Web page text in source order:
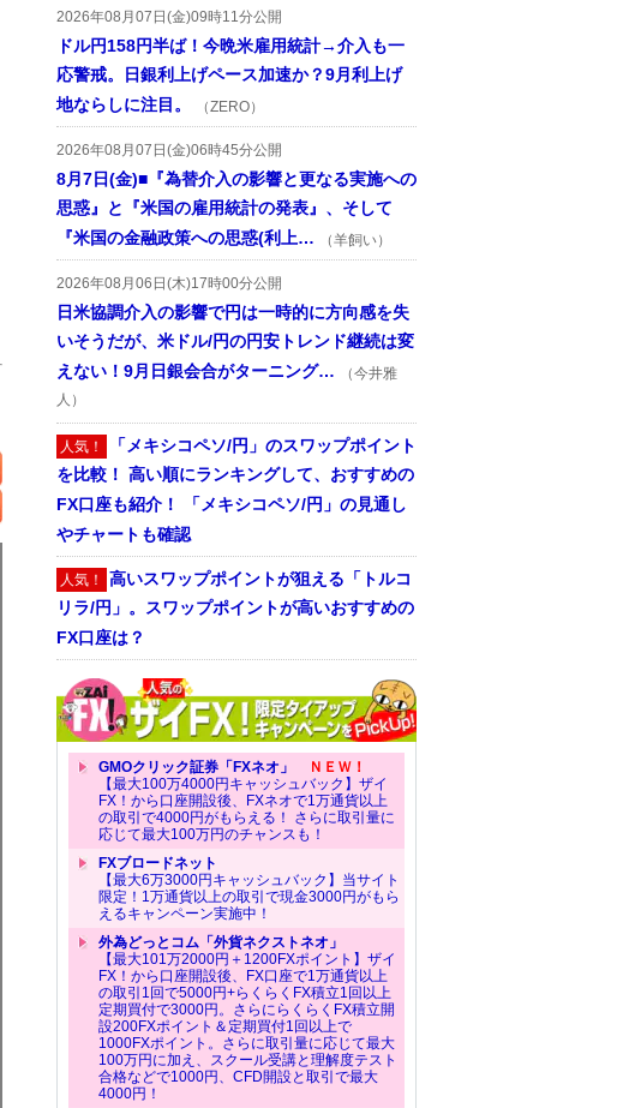
2026年08月07日(金)09時11分公開
ドル円158円半ば！今晩米雇用統計→介入も一
応警戒。日銀利上げペース加速か？9月利上げ
地ならしに注目。
（ZERO）
2026年08月07日(金)06時45分公開
8月7日(金)■『為替介入の影響と更なる実施への
思惑』と『米国の雇用統計の発表』、そして
『米国の金融政策への思惑(利上…
（羊飼い）
2026年08月06日(木)17時00分公開
日米協調介入の影響で円は一時的に方向感を失
いそうだが、米ドル/円の円安トレンド継続は変
えない！9月日銀会合がターニング…
（今井雅
人）
人気！ 「メキシコペソ/円」のスワップポイント
を比較！ 高い順にランキングして、おすすめの
FX口座も紹介！ 「メキシコペソ/円」の見通し
やチャートも確認
人気！ 高いスワップポイントが狙える「トルコ
リラ/円」。スワップポイントが高いおすすめの
FX口座は？
GMOクリック証券「FXネオ」
ＮＥＷ！
【最大100万4000円キャッシュバック】ザイ
FX！から口座開設後、FXネオで1万通貨以上
の取引で4000円がもらえる！ さらに取引量に
応じて最大100万円のチャンスも！
FXブロードネット
【最大6万3000円キャッシュバック】当サイト
限定！1万通貨以上の取引で現金3000円がもら
えるキャンペーン実施中！
外為どっとコム「外貨ネクストネオ」
【最大101万2000円＋1200FXポイント】ザイ
FX！から口座開設後、FX口座で1万通貨以上
の取引1回で5000円+らくらくFX積立1回以上
定期買付で3000円。さらにらくらくFX積立開
設200FXポイント＆定期買付1回以上で
1000FXポイント。さらに取引量に応じて最大
100万円に加え、スクール受講と理解度テスト
合格などで1000円、CFD開設と取引で最大
4000円！